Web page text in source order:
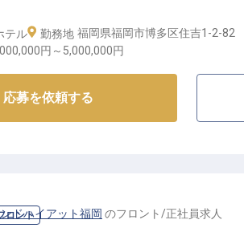
ペレーションを、現場の中心でつくる】
チェックアウトをはじめとするフロント
なゲスト体験を組織として実現する役割
テル 勤務地 福岡県福岡市博多区住吉1-2-82
円～ 5,000,000円
応募を依頼する
ロント
ドハイアット福岡 のフロント /正社員求人